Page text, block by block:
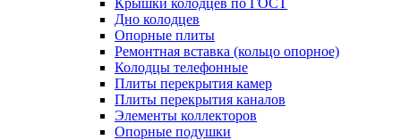
Крышки колодцев по ГОСТ
Дно колодцев
Опорные плиты
Ремонтная вставка (кольцо опорное)
Колодцы телефонные
Плиты перекрытия камер
Плиты перекрытия каналов
Элементы коллекторов
Опорные подушки